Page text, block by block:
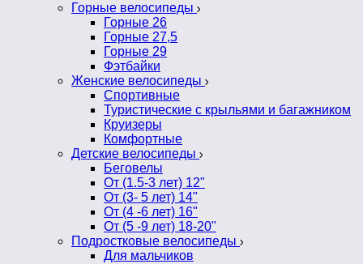
Горные велосипеды
Горные 26
Горные 27,5
Горные 29
Фэтбайки
Женские велосипеды
Спортивные
Туристические с крыльями и багажником
Круизеры
Комфортные
Детские велосипеды
Беговелы
От (1.5-3 лет) 12"
От (3- 5 лет) 14"
От (4 -6 лет) 16"
От (5 -9 лет) 18-20"
Подростковые велосипеды
Для мальчиков